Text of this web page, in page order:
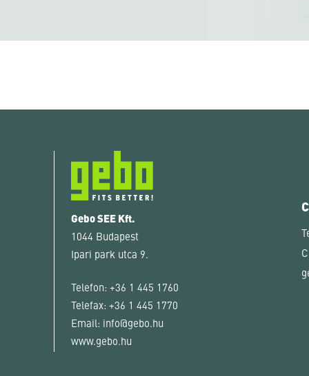
Gebo SEE Kft.
1044 Budapest
Ipari park utca 9.
Telefon: +36 1 445 1760
Telefax: +36 1 445 1770
Email: info@gebo.hu
www.gebo.hu